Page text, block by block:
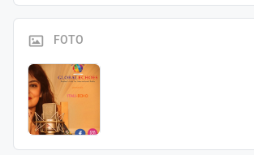
FOTO